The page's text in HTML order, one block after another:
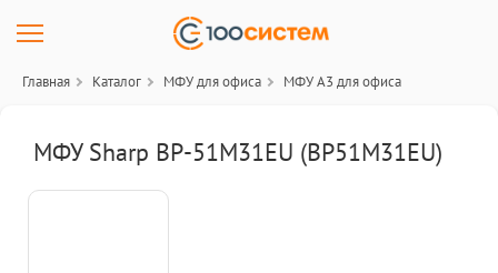
Главная Каталог МФУ для офиса МФУ A3 для офиса
МФУ Sharp BP-51M31EU (BP51M31EU)